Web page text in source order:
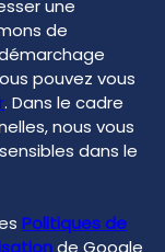
une
de
pouvez vous
. Dans le cadre
nous vous
dans le
Politiques de
de Google